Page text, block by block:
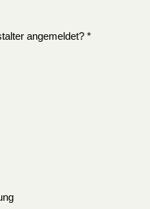
angemeldet? *